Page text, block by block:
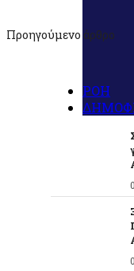
Προηγούμενο άρθρο
ΡΟΗ